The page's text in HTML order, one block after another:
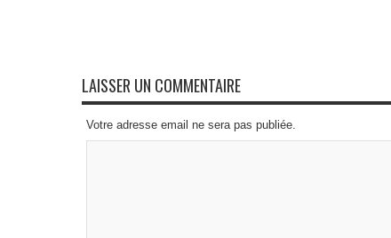
LAISSER UN COMMENTAIRE
Votre adresse email ne sera pas publiée.